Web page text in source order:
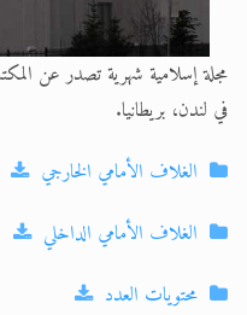
مجلة إسلامية شهرية تصدر عن المكتب
في لندن، بريطانيا.
الغلاف الأمامي الخارجي
الغلاف الأمامي الداخلي
محتويات العدد